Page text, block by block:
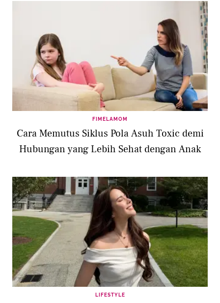
FIMELAMOM
Cara Memutus Siklus Pola Asuh Toxic demi
Hubungan yang Lebih Sehat dengan Anak
LIFESTYLE